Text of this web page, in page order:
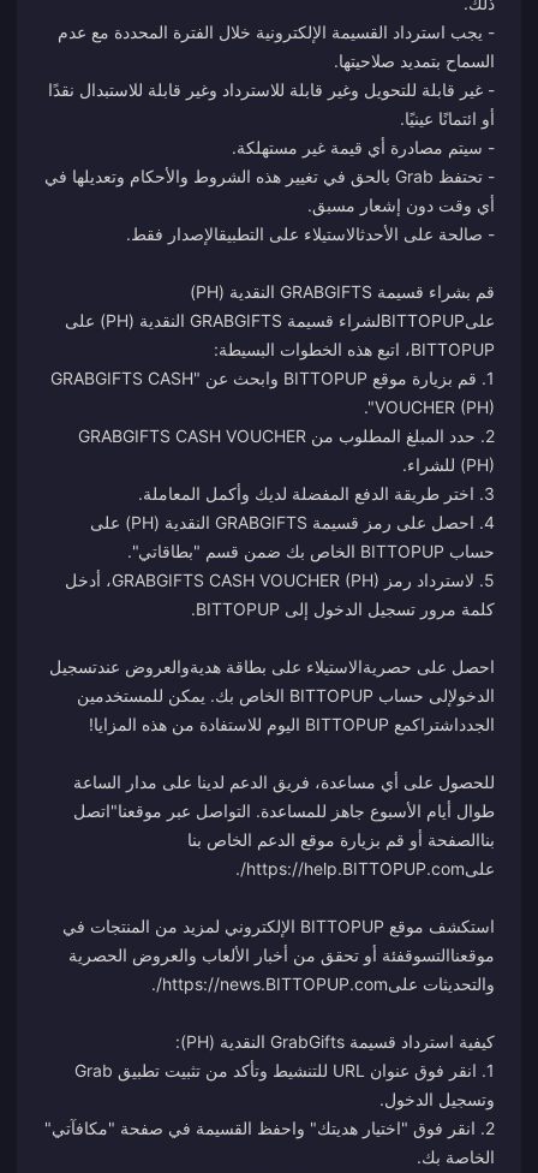
- يجب استرداد القسيمة الإلكترونية خلال الفترة المحددة مع عدم
- غير قابلة للتحويل وغير قابلة للاسترداد وغير قابلة للاستبدال نقدًا
- تحتفظ Grab بالحق في تغيير هذه الشروط والأحكام وتعديلها في
- صالحة على الأحدثالاستيلاء على التطبيق
قم بشراء قسيمة GRABGIFTS النقدية (PH)
علىBITTOPUP
لشراء قسيمة GRABGIFTS النقدية (PH) على
1. قم بزيارة موقع BITTOPUP وابحث عن "GRABGIFTS CASH
2. حدد المبلغ المطلوب من GRABGIFTS CASH VOUCHER
4. احصل على رمز قسيمة GRABGIFTS النقدية (PH) على
5. لاسترداد رمز GRABGIFTS CASH VOUCHER (PH)، أدخل
احصل على حصريةالاستيلاء على بطاقة هديةوالعروض عندتسجيل
الدخول
إلى حساب BITTOPUP الخاص بك. يمكن للمستخدمين
الجدداشتراك
للحصول على أي مساعدة، فريق الدعم لدينا على مدار الساعة
طوال أيام الأسبوع جاهز للمساعدة. التواصل عبر موقعنا"اتصل
بناالصفحة أو قم بزيارة موقع الدعم الخاص بنا
علىhttps://help.BITTOPUP.com/
استكشف موقع BITTOPUP الإلكتروني لمزيد من المنتجات في
موقعناالتسوقفئة أو تحقق من أخبار الألعاب والعروض الحصرية
والتحديثات علىhttps://news.BITTOPUP.com/
1. انقر فوق عنوان URL للتنشيط وتأكد من تثبيت تطبيق Grab
2. انقر فوق "اختيار هديتك" واحفظ القسيمة في صفحة "مكافآتي"